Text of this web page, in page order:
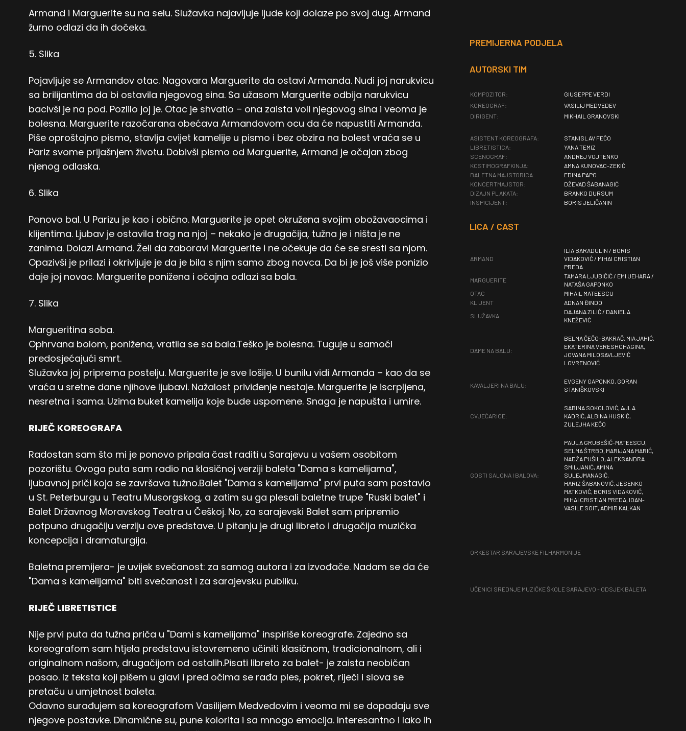
Armand i Marguerite su na selu. Služavka najavljuje ljude koji dolaze po svoj dug. Armand
žurno odlazi da ih dočeka.
5. Slika
Pojavljuje se Armandov otac. Nagovara Marguerite da ostavi Armanda. Nudi joj narukvicu
sa brilijantima da bi ostavila njegovog sina. Sa užasom Marguerite odbija narukvicu
bacivši je na pod. Pozlilo joj je. Otac je shvatio – ona zaista voli njegovog sina i veoma je
bolesna. Marguerite razočarana obećava Armandovom ocu da će napustiti Armanda.
Piše oproštajno pismo, stavlja cvijet kamelije u pismo i bez obzira na bolest vraća se u
Pariz svome prijašnjem životu. Dobivši pismo od Marguerite, Armand je očajan zbog
njenog odlaska.
6. Slika
Ponovo bal. U Parizu je kao i obično. Marguerite je opet okružena svojim obožavaocima i
klijentima. Ljubav je ostavila trag na njoj – nekako je drugačija, tužna je i ništa je ne
zanima. Dolazi Armand. Želi da zaboravi Marguerite i ne očekuje da će se sresti sa njom.
Opazivši je prilazi i okrivljuje je da je bila s njim samo zbog novca. Da bi je još više ponizio
daje joj novac. Marguerite ponižena i očajna odlazi sa bala.
7. Slika
Margueritina soba.
Ophrvana bolom, ponižena, vratila se sa bala.Teško je bolesna. Tuguje u samoći
predosjećajući smrt.
Služavka joj priprema postelju. Marguerite je sve lošije. U bunilu vidi Armanda – kao da se
vraća u sretne dane njihove ljubavi. Nažalost priviđenje nestaje. Marguerite je iscrpljena,
nesretna i sama. Uzima buket kamelija koje bude uspomene. Snaga je napušta i umire.
RIJEČ KOREOGRAFA
Radostan sam što mi je ponovo pripala čast raditi u Sarajevu u vašem osobitom
pozorištu. Ovoga puta sam radio na klasičnoj verziji baleta "Dama s kamelijama",
ljubavnoj priči koja se završava tužno.Balet "Dama s kamelijama" prvi puta sam postavio
u St. Peterburgu u Teatru Musorgskog, a zatim su ga plesali baletne trupe "Ruski balet" i
Balet Državnog Moravskog Teatra u Češkoj. No, za sarajevski Balet sam pripremio
potpuno drugačiju verziju ove predstave. U pitanju je drugi libreto i drugačija muzička
koncepcija i dramaturgija.
Baletna premijera- je uvijek svečanost: za samog autora i za izvođače. Nadam se da će
"Dama s kamelijama" biti svečanost i za sarajevsku publiku.
RIJEČ LIBRETISTICE
Nije prvi puta da tužna priča u "Dami s kamelijama" inspiriše koreografe. Zajedno sa
koreografom sam htjela predstavu istovremeno učiniti klasičnom, tradicionalnom, ali i
originalnom našom, drugačijom od ostalih.Pisati libreto za balet- je zaista neobičan
posao. Iz teksta koji pišem u glavi i pred očima se rađa ples, pokret, riječi i slova se
pretaču u umjetnost baleta.
Odavno surađujem sa koreografom Vasilijem Medvedovim i veoma mi se dopadaju sve
njegove postavke. Dinamične su, pune kolorita i sa mnogo emocija. Interesantno i lako ih
PREMIJERNA PODJELA
AUTORSKI TIM
KOMPOZITOR:
GIUSEPPE VERDI
KOREOGRAF:
VASILIJ MEDVEDEV
DIRIGENT:
MIKHAIL GRANOVSKI
ASISTENT KOREOGRAFA:
STANISLAV FEČO
LIBRETISTICA:
YANA TEMIZ
SCENOGRAF:
ANDREJ VOJTENKO
KOSTIMOGRAFKINJA:
AMNA KUNOVAC-ZEKIĆ
BALETNA MAJSTORICA:
EDINA PAPO
KONCERTMAJSTOR:
DŽEVAD ŠABANAGIĆ
DIZAJN PLAKATA:
BRANKO DURSUM
INSPICIJENT:
BORIS JELIČANIN
LICA / CAST
ARMAND
ILIA BARADULIN / BORIS
VIDAKOVIĆ / MIHAI CRISTIAN
PREDA
MARGUERITE
TAMARA LJUBIČIĆ / EMI UEHARA /
NATAŠA GAPONKO
OTAC
MIHAIL MATEESCU
KLIJENT
ADNAN ĐINDO
SLUŽAVKA
DAJANA ZILIĆ / DANIELA
KNEŽEVIĆ
DAME NA BALU:
BELMA ČEČO-BAKRAČ, MIA JAHIĆ,
EKATERINA VERESHCHAGINA,
JOVANA MILOSAVLJEVIĆ
LOVRENOVIĆ
KAVALJERI NA BALU:
EVGENY GAPONKO, GORAN
STANIŠKOVSKI
CVJEĆARICE:
SABINA SOKOLOVIĆ, AJLA
KADRIĆ, ALBINA HUSKIĆ,
ZULEJHA KEČO
GOSTI SALONA I BALOVA:
PAULA GRUBEŠIĆ-MATEESCU,
SELMA ŠTRBO, MARIJANA MARIĆ,
NADŽA PUŠILO, ALEKSANDRA
SMILJANIĆ, AMINA
SULEJMANAGIĆ,
HARIZ ŠABANOVIĆ, JESENKO
MATKOVIĆ, BORIS VIDAKOVIĆ,
MIHAI CRISTIAN PREDA, IOAN-
VASILE SOIT, ADMIR KALKAN
ORKESTAR SARAJEVSKE FILHARMONIJE
UČENICI SREDNJE MUZIČKE ŠKOLE SARAJEVO - ODSJEK BALETA